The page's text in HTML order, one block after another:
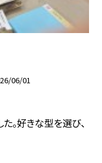
06/01
。好きな型を選び、